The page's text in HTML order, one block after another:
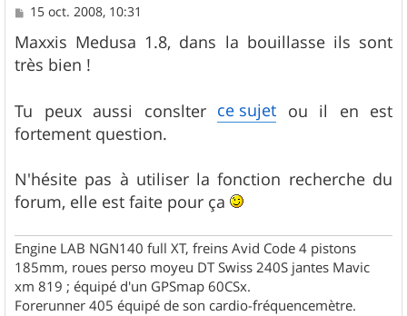
M
s
s
a
15 oct. 2008, 10:31
Maxxis Medusa 1.8, dans la bouillasse ils sont
très bien !
Tu peux aussi conslter ce sujet ou il en est
fortement question.
N'hésite pas à utiliser la fonction recherche du
forum, elle est faite pour ça
Engine LAB NGN140 full XT, freins Avid Code 4 pistons
185mm, roues perso moyeu DT Swiss 240S jantes Mavic
xm 819 ; équipé d'un GPSmap 60CSx.
Forerunner 405 équipé de son cardio-fréquencemètre.